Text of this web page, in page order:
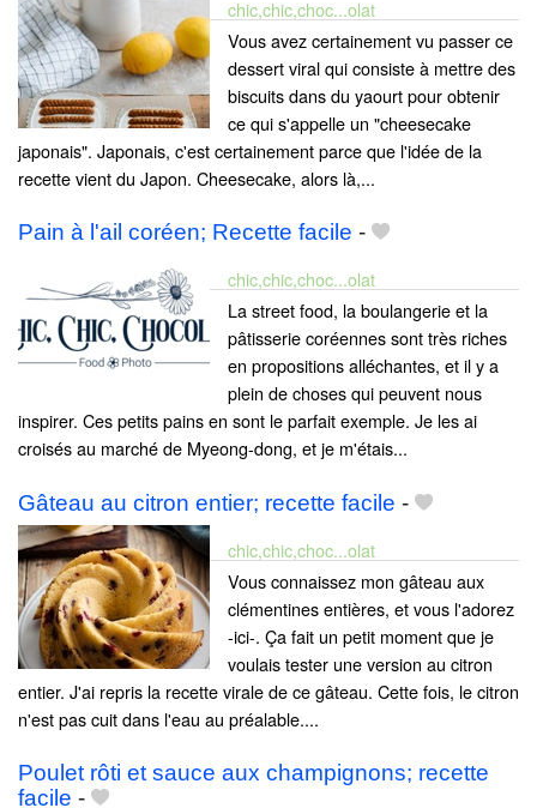
chic,chic,choc...olat
Vous avez certainement vu passer ce
dessert viral qui consiste à mettre des
biscuits dans du yaourt pour obtenir
ce qui s'appelle un "cheesecake
japonais". Japonais, c'est certainement parce que l'idée de la
recette vient du Japon. Cheesecake, alors là,...
Pain à l'ail coréen; Recette facile -
chic,chic,choc...olat
La street food, la boulangerie et la
pâtisserie coréennes sont très riches
en propositions alléchantes, et il y a
plein de choses qui peuvent nous
inspirer. Ces petits pains en sont le parfait exemple. Je les ai
croisés au marché de Myeong-dong, et je m'étais...
Gâteau au citron entier; recette facile -
chic,chic,choc...olat
Vous connaissez mon gâteau aux
clémentines entières, et vous l'adorez
-ici-. Ça fait un petit moment que je
voulais tester une version au citron
entier. J'ai repris la recette virale de ce gâteau. Cette fois, le citron
n'est pas cuit dans l'eau au préalable....
Poulet rôti et sauce aux champignons; recette
facile -